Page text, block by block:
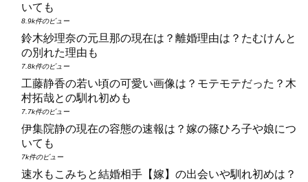
いても
8.9k件のビュー
鈴木紗理奈の元旦那の現在は？離婚理由は？たむけんと
の別れた理由も
7.8k件のビュー
工藤静香の若い頃の可愛い画像は？モテモテだった？木
村拓哉との馴れ初めも
7.7k件のビュー
伊集院静の現在の容態の速報は？嫁の篠ひろ子や娘につ
いても
7k件のビュー
速水もこみちと結婚相手【嫁】の出会いや馴れ初めは？